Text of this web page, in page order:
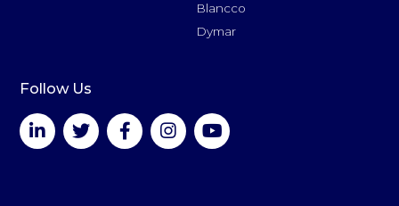
Blancco
Dymar
Follow Us